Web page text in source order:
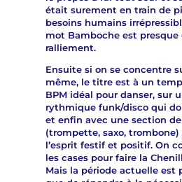
était surement en train de
besoins humains
mot Bamboche est
ralliement.
Ensuite si on se concentre
même, le titre est à un
BPM idéal pour danser, sur
rythmique funk/disco qui
et enfin avec une section
(trompette, saxo,
l’esprit festif et positif. On
les cases pour faire la
Mais la période actuelle est